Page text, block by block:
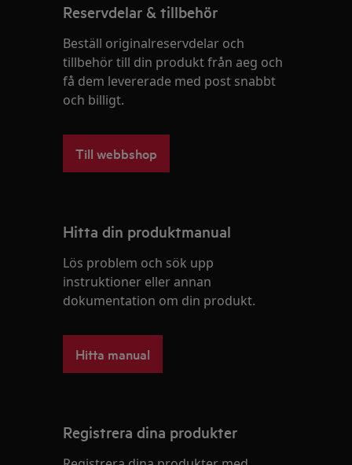
Reservdelar & tillbehör
Beställ originalreservdelar och
tillbehör till din produkt från aeg och
få dem levererade med post snabbt
och billigt.
Till webbshop
Hitta din produktmanual
Lös problem och sök upp
instruktioner eller annan
dokumentation om din produkt.
Hitta manual
Registrera dina produkter